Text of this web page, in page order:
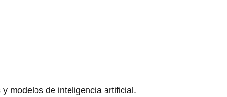
modelos de inteligencia artificial.